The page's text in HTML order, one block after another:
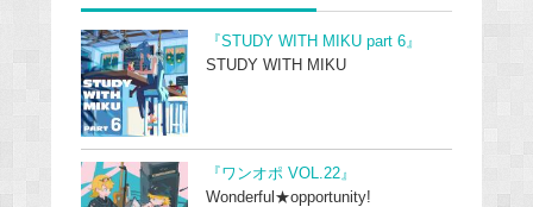
『STUDY WITH MIKU part 6』
STUDY WITH MIKU
『ワンオポ VOL.22』
Wonderful★opportunity!